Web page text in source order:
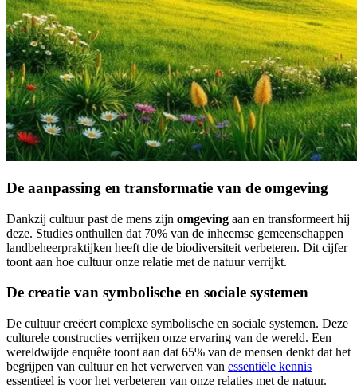
De aanpassing en transformatie van de omgeving
Dankzij cultuur past de mens zijn omgeving aan en transformeert hij
deze. Studies onthullen dat 70% van de inheemse gemeenschappen
landbeheerpraktijken heeft die de biodiversiteit verbeteren. Dit cijfer
toont aan hoe cultuur onze relatie met de natuur verrijkt.
De creatie van symbolische en sociale systemen
De cultuur creëert complexe symbolische en sociale systemen. Deze
culturele constructies verrijken onze ervaring van de wereld. Een
wereldwijde enquête toont aan dat 65% van de mensen denkt dat het
begrijpen van cultuur en het verwerven van essentiële kennis
essentieel is voor het verbeteren van onze relaties met de natuur.